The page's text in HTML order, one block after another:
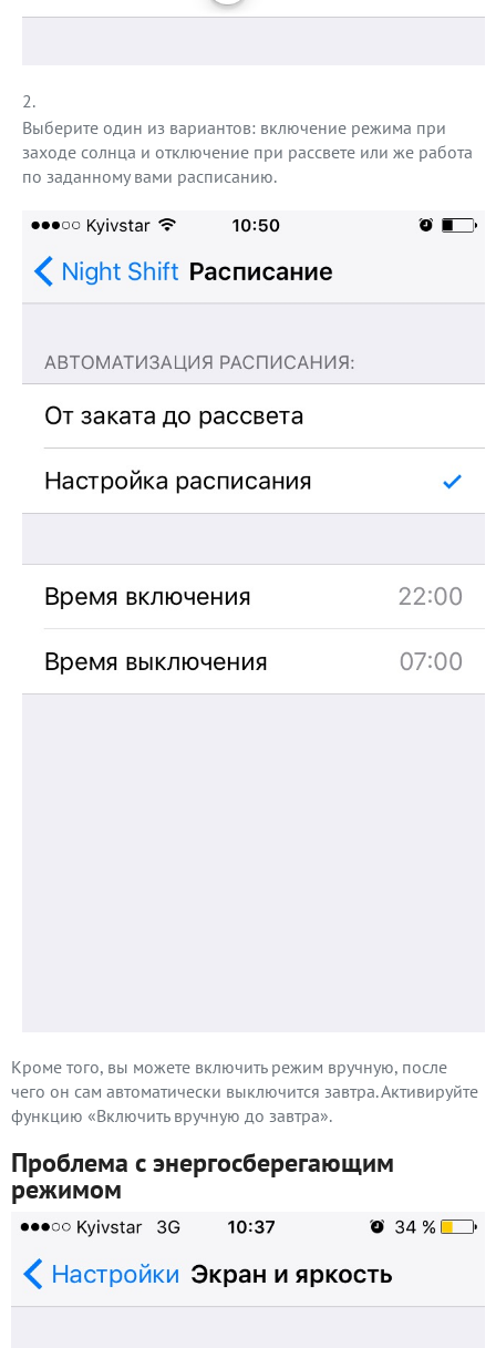
Выберите один из вариантов: включение режима при
заходе солнца и отключение при рассвете или же работа
по заданному вами расписанию.
Кроме того, вы можете включить режим вручную, после
чего он сам автоматически выключится завтра. Активируйте
функцию «Включить вручную до завтра».
Проблема с энергосберегающим
режимом